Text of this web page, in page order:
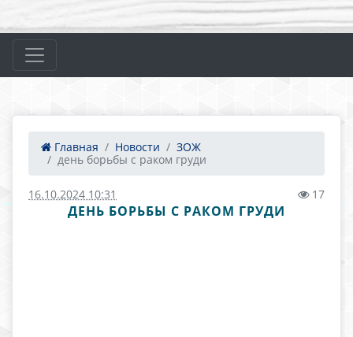
Главная Новости
ЗОЖ
день борьбы с раком груди
16.10.2024 10:31 17
ДЕНЬ БОРЬБЫ С РАКОМ ГРУДИ